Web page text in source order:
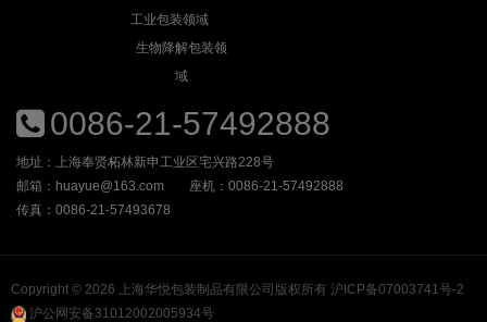
工业包装领域
生物降解包装领
域
0086-21-57492888
地址：上海奉贤柘林新申工业区宅兴路228号
邮箱：huayue@163.com
座机：0086-21-57492888
传真：0086-21-57493678
Copyright © 2026 上海华悦包装制品有限公司版权所有 沪ICP备07003741号-2
沪公网安备31012002005934号